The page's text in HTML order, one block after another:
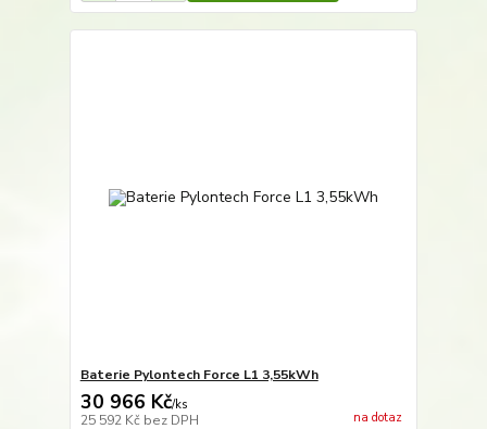
Baterie Pylontech Force L1 3,55kWh
30 966 Kč/ks
25 592 Kč bez DPH na dotaz